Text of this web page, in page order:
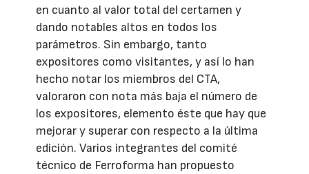
en cuanto al valor total del certamen y
dando notables altos en todos los
parámetros. Sin embargo, tanto
expositores como visitantes, y así lo han
hecho notar los miembros del CTA,
valoraron con nota más baja el número de
los expositores, elemento éste que hay que
mejorar y superar con respecto a la última
edición. Varios integrantes del comité
técnico de Ferroforma han propuesto